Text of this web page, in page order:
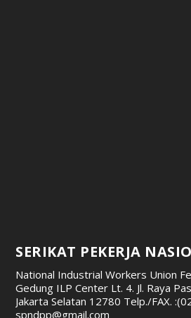
SERIKAT PEKERJA
National Industrial Workers Union
Gedung ILP Center Lt. 4. Jl. Raya
Jakarta Selatan 12780 Telp./FAX.
spndpp@gmail.com